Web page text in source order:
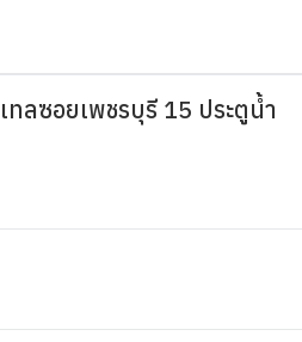
ลซอยเพชรบุรี 15 ประตูน้ำ